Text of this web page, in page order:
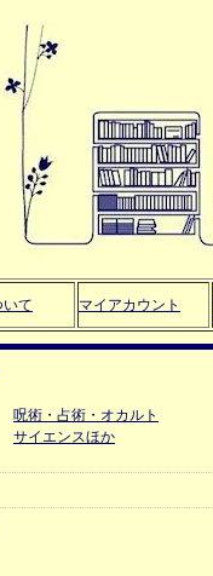
いて マイアカウント
呪術・占術・オカルト
サイエンスほか